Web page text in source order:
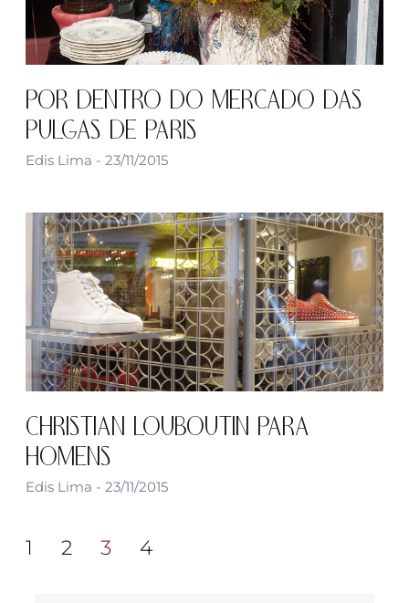
POR DENTRO DO MERCADO DAS
PULGAS DE PARIS
Edis Lima 23/11/2015
CHRISTIAN LOUBOUTIN PARA
HOMENS
Edis Lima 23/11/2015
1 2 3 4